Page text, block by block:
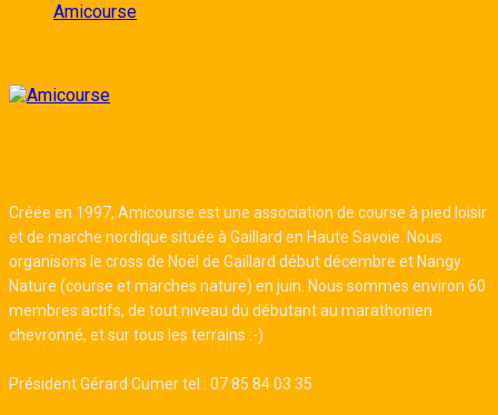
Amicourse
Créée en 1997, Amicourse est une association de course à pied loisir
et de marche nordique située à Gaillard en Haute Savoie. Nous
organisons le cross de Noël de Gaillard début décembre et Nangy
Nature (course et marches nature) en juin. Nous sommes environ 60
membres actifs, de tout niveau du débutant au marathonien
chevronné, et sur tous les terrains :-)
Président Gérard Cumer tel : 07 85 84 03 35